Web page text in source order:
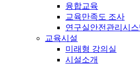
융합교육
교육만족도 조사
연구실안전관리시스
교육시설
미래형 강의실
시설소개